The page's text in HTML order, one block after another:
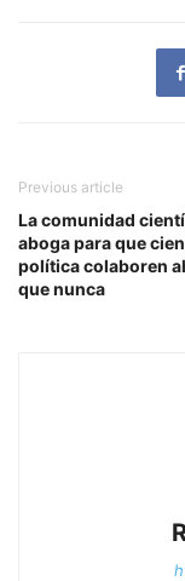
Previous article
La comunidad
aboga para que
política colaboren
que nunca